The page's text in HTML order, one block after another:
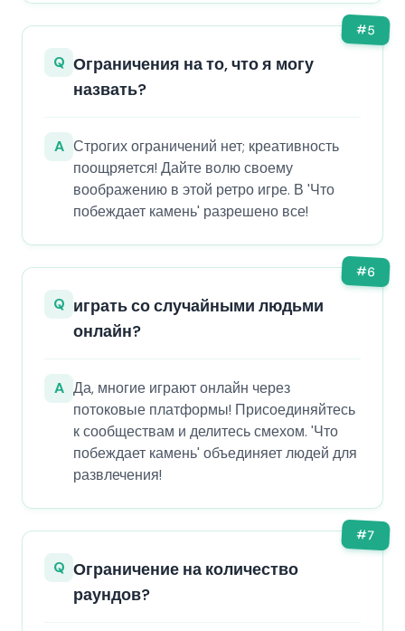
#5
Q Ограничения на то, что я могу
назвать?
A Строгих ограничений нет; креативность
поощряется! Дайте волю своему
воображению в этой ретро игре. В 'Что
побеждает камень' разрешено все!
#6
Q играть со случайными людьми
онлайн?
A Да, многие играют онлайн через
потоковые платформы! Присоединяйтесь
к сообществам и делитесь смехом. 'Что
побеждает камень' объединяет людей для
развлечения!
#7
Q Ограничение на количество
раундов?